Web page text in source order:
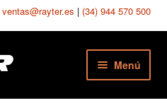
ventas@rayter.es | (34) 944 570 500
Menú